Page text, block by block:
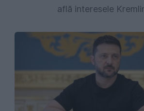
află interesele